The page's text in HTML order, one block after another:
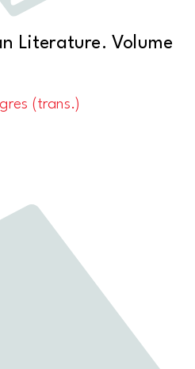
Literature. Volume
(trans.)